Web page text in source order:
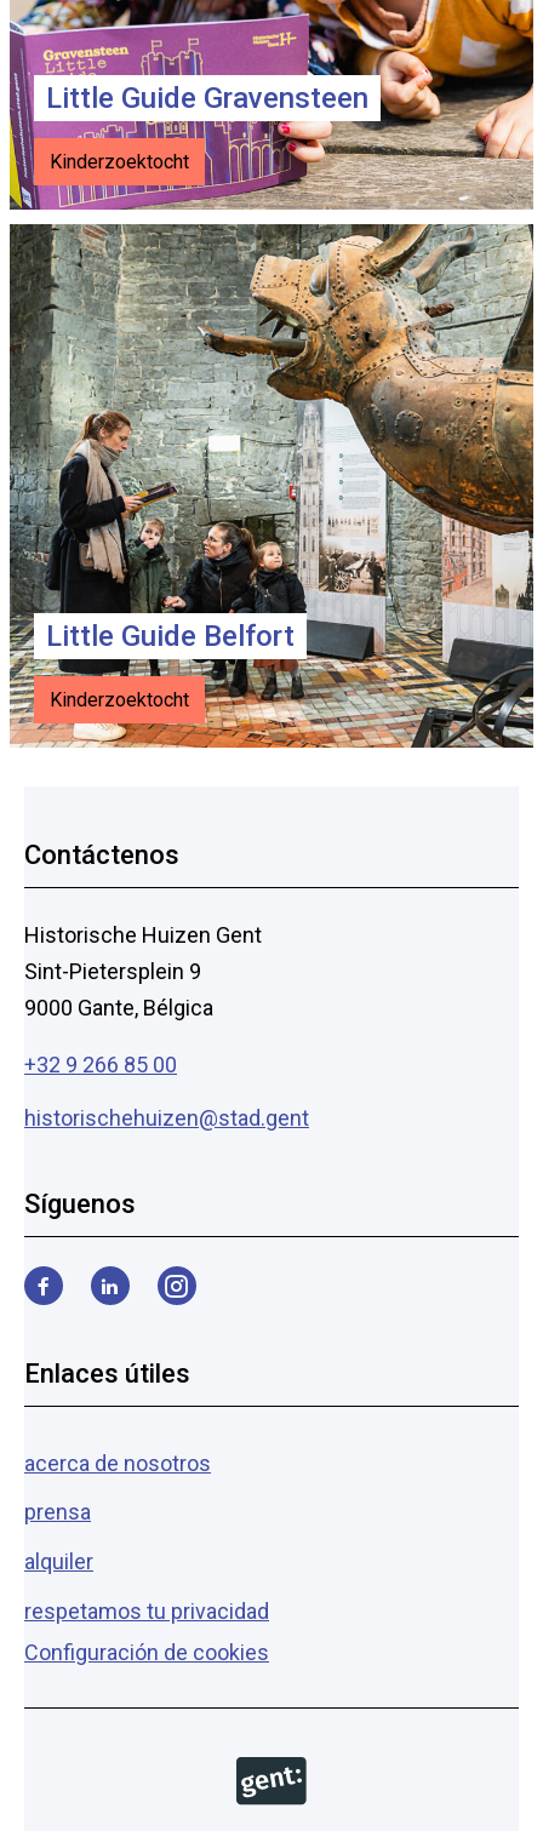
Little Guide Gravensteen
Kinderzoektocht
Little Guide Belfort
Kinderzoektocht
Pie
de
página
Contáctenos
Historische Huizen Gent
Sint-Pietersplein 9
9000 Gante, Bélgica
+32 9 266 85 00
historischehuizen@stad.gent
Síguenos
FacebookLinkedInInstagram
Enlaces útiles
acerca de nosotros
prensa
alquiler
respetamos tu privacidad
Configuración de cookies
Copyright